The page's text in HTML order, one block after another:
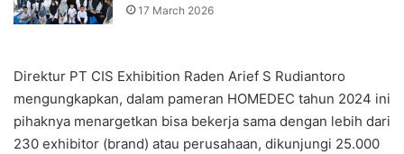
17 March 2026
Direktur PT CIS Exhibition Raden Arief S Rudiantoro
mengungkapkan, dalam pameran HOMEDEC tahun 2024 ini
pihaknya menargetkan bisa bekerja sama dengan lebih dari
230 exhibitor (brand) atau perusahaan, dikunjungi 25.000